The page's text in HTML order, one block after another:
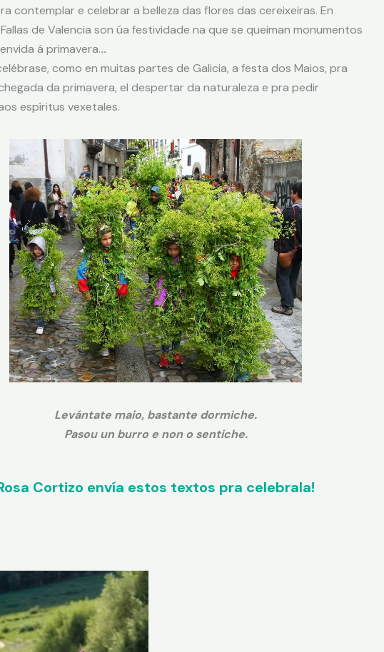
contemplar e celebrar a belleza das flores das cereixeiras. En
de Valencia son úa festividade na que se queiman monumentos
á primavera...
como en muitas partes de Galicia, a festa dos Maios, pra
da primavera, el despertar da naturaleza e pra pedir
espíritus vexetales.
Levántate maio, bastante dormiche.
Pasou un burro e non o sentiche.
Cortizo envía estos textos pra celebrala!